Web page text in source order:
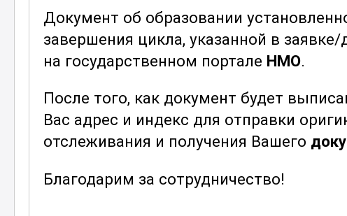
работы в мультидисциплинарных
частью успешной реанимации и
Практическое применение полученных
медицинским сестрам улучшить
минимизировать риски и повысить
процедур. В результате прохождения
подготовленными к работе в условиях
что способствует снижению
Документ об образовании
завершения цикла, указанной в заявке/
на государственном портале НМО.
После того, как документ будет
Вас адрес и индекс для отправки
отслеживания и получения Вашего
Благодарим за сотрудничество!